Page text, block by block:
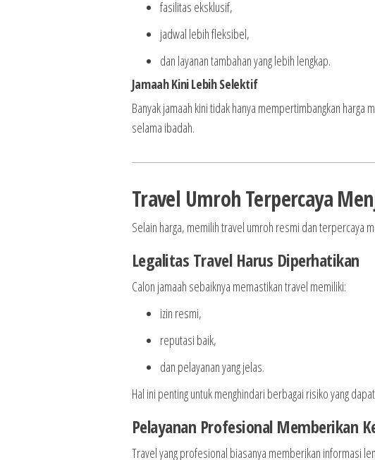
fasilitas eksklusif,
jadwal lebih fleksibel,
dan layanan tambahan yang lebih lengkap.
Jamaah Kini Lebih Selektif
Banyak jamaah kini tidak hanya mempertimbangkan harga
selama ibadah.
Travel Umroh Terpercaya
Selain harga, memilih travel umroh resmi dan terpercaya
Legalitas Travel Harus Diperhatikan
Calon jamaah sebaiknya memastikan travel memiliki:
izin resmi,
reputasi baik,
dan pelayanan yang jelas.
Hal ini penting untuk menghindari berbagai risiko yang
Pelayanan Profesional Memberikan
Travel yang profesional biasanya memberikan informasi